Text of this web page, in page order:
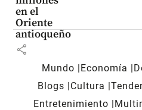
en el
Oriente
antioqueño
share
Mundo Economía
Blogs
Cultura
Entretenimiento